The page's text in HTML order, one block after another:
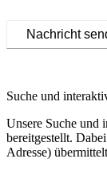
Nachricht
Suche und
Unsere Suche und
bereitgestellt.
Adresse)